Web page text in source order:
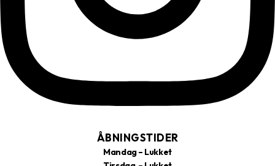
ÅBNINGSTIDER
Mandag – Lukket